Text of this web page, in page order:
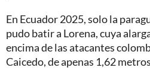
En Ecuador 2025, solo la
pudo batir a Lorena, cuya
encima de las atacantes
Caicedo, de apenas 1,62